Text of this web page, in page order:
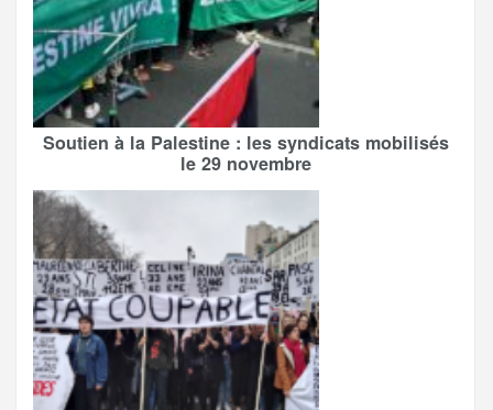
Soutien à la Palestine : les syndicats mobilisés
le 29 novembre